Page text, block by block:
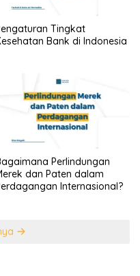
Tingkat
Bank di Indonesia
Perlindungan
dan Paten dalam
Internasional?